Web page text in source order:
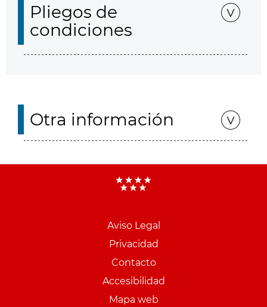
Pliegos de
condiciones
Otra información
Aviso Legal
Privacidad
Contacto
Accesibilidad
Mapa web